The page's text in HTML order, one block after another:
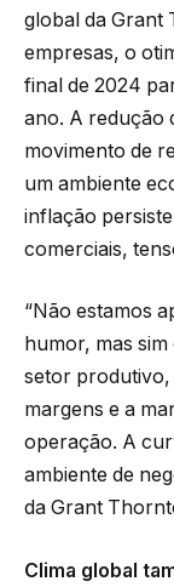
global da Grant
empresas, o
final de 2024
ano. A redução
movimento de
um ambiente
inflação
comerciais,
“Não estamos
humor, mas
setor produtivo,
margens e a
operação. A
ambiente de
da Grant
Clima global